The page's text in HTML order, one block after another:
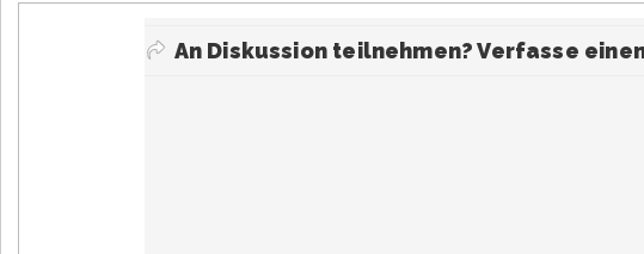
An Diskussion teilnehmen? Verfasse